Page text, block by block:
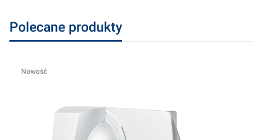
Polecane produkty
Nowość